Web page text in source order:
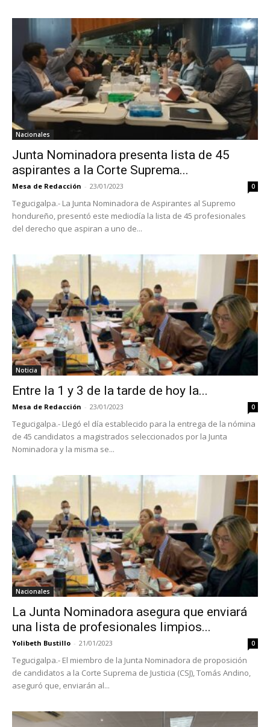
Nacionales
Junta Nominadora presenta lista de 45
aspirantes a la Corte Suprema...
Mesa de Redacción - 23/01/2023 0
Tegucigalpa.- La Junta Nominadora de Aspirantes al Supremo
hondureño, presentó este mediodía la lista de 45 profesionales
del derecho que aspiran a uno de...
Noticia
Entre la 1 y 3 de la tarde de hoy la...
Mesa de Redacción - 23/01/2023 0
Tegucigalpa.- Llegó el día establecido para la entrega de la nómina
de 45 candidatos a magistrados seleccionados por la Junta
Nominadora y la misma se...
Nacionales
La Junta Nominadora asegura que enviará
una lista de profesionales limpios...
Yolibeth Bustillo - 21/01/2023 0
Tegucigalpa.- El miembro de la Junta Nominadora de proposición
de candidatos a la Corte Suprema de Justicia (CSJ), Tomás Andino,
aseguró que, enviarán al...